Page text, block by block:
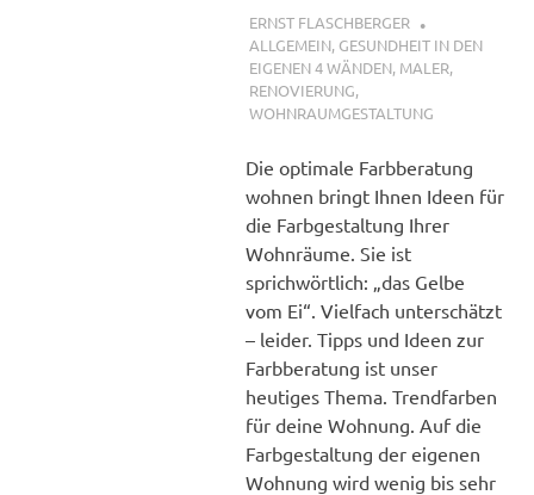
22. AUGUST 2018
ERNST FLASCHBERGER
ALLGEMEIN, GESUNDHEIT IN DEN
EIGENEN 4 WÄNDEN, MALER,
RENOVIERUNG,
WOHNRAUMGESTALTUNG
Die optimale Farbberatung
wohnen bringt Ihnen Ideen für
die Farbgestaltung Ihrer
Wohnräume. Sie ist
sprichwörtlich: „das Gelbe
vom Ei“. Vielfach unterschätzt
– leider. Tipps und Ideen zur
Farbberatung ist unser
heutiges Thema. Trendfarben
für deine Wohnung. Auf die
Farbgestaltung der eigenen
Wohnung wird wenig bis sehr